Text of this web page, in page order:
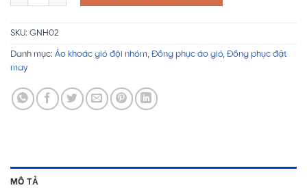
SKU: GNH02
Danh mục: Áo khoác gió đội nhóm, Đồng phục áo gió, Đồng phục đặt
may
MÔ TẢ